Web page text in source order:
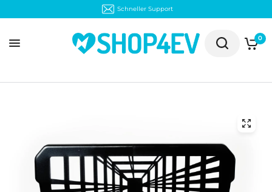
30 Tage kostenloser Rückversand
0